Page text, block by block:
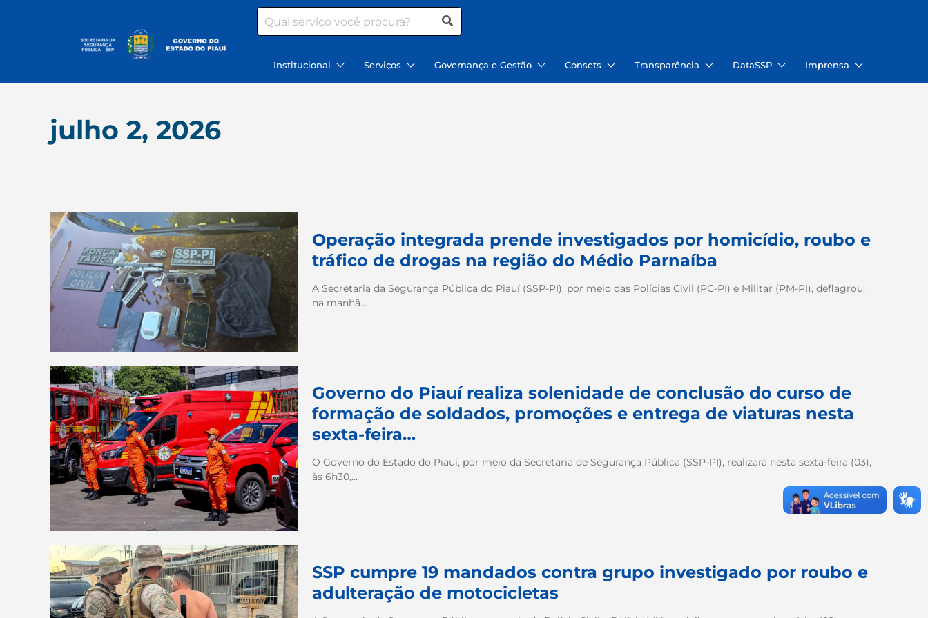
Search
Institucional Serviços Governança e Gestão Consets Transparência DataSSP Imprensa
julho 2, 2026
Operação integrada prende investigados por homicídio, roubo e
tráfico de drogas na região do Médio Parnaíba
A Secretaria da Segurança Pública do Piauí (SSP-PI), por meio das Polícias Civil (PC-PI) e Militar (PM-PI), deflagrou,
na manhã...
Governo do Piauí realiza solenidade de conclusão do curso de
formação de soldados, promoções e entrega de viaturas nesta
sexta-feira…
O Governo do Estado do Piauí, por meio da Secretaria de Segurança Pública (SSP-PI), realizará nesta sexta-feira (03),
às 6h30,...
SSP cumpre 19 mandados contra grupo investigado por roubo e
adulteração de motocicletas